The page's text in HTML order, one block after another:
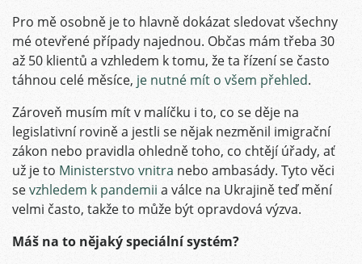
Pro mě osobně je to hlavně dokázat sledovat všechny
mé otevřené případy najednou. Občas mám třeba 30
až 50 klientů a vzhledem k tomu, že ta řízení se často
táhnou celé měsíce, je nutné mít o všem přehled.
Zároveň musím mít v malíčku i to, co se děje na
legislativní rovině a jestli se nějak nezměnil imigrační
zákon nebo pravidla ohledně toho, co chtějí úřady, ať
už je to Ministerstvo vnitra nebo ambasády. Tyto věci
sevzhledem k pandemii a válce na Ukrajině teď mění
velmi často, takže to může být opravdová výzva.
Máš na to nějaký speciální systém?